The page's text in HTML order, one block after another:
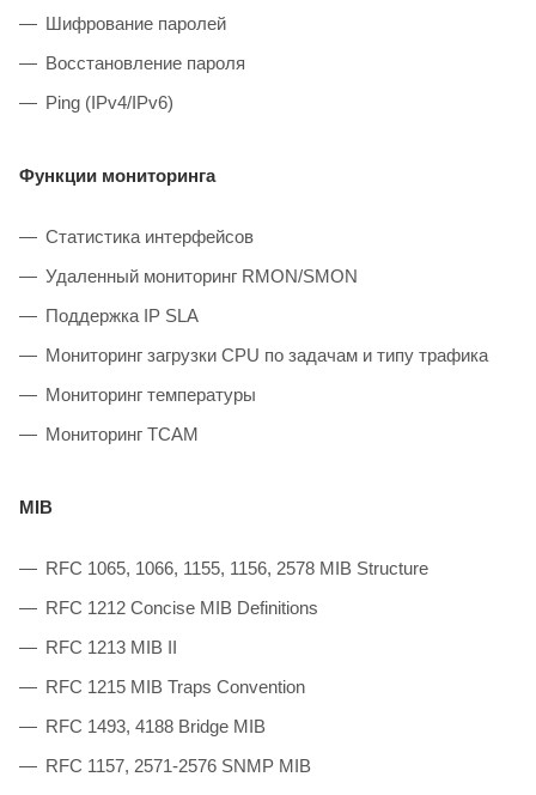
Шифрование паролей
Восстановление пароля
Ping (IPv4/IPv6)
Функции мониторинга
Статистика интерфейсов
Удаленный мониторинг RMON/SMON
Поддержка IP SLA
Мониторинг загрузки CPU по задачам и типу трафика
Мониторинг температуры
Мониторинг TCAM
MIB
RFC 1065, 1066, 1155, 1156, 2578 MIB Structure
RFC 1212 Concise MIB Definitions
RFC 1213 MIB II
RFC 1215 MIB Traps Convention
RFC 1493, 4188 Bridge MIB
RFC 1157, 2571-2576 SNMP MIB